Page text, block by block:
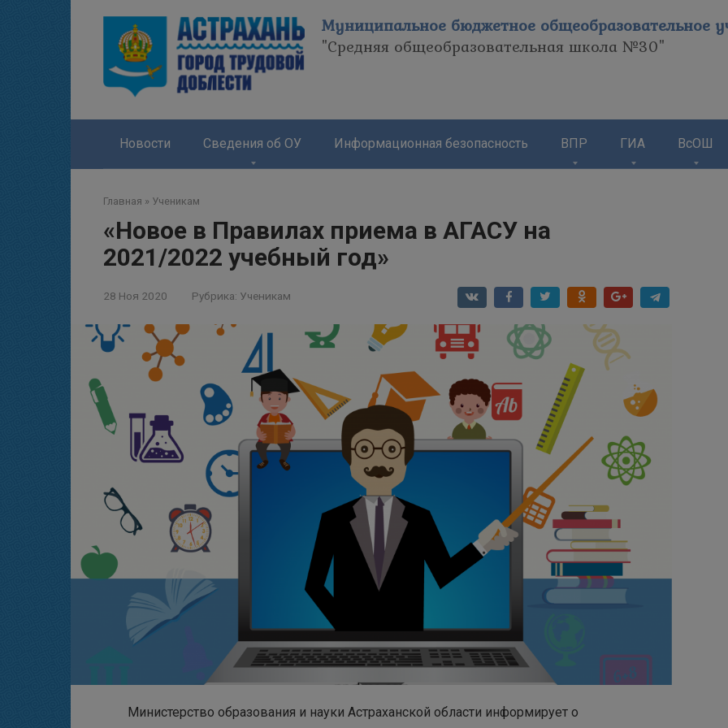
Муниципальное бюджетное общеобразовательное
"Средняя общеобразовательная школа №30"
Новости Сведения об ОУ Информационная безопасность ВПР ГИА ВсОШ
Главная » Ученикам
«Новое в Правилах приема в АГАСУ на
2021/2022 учебный год»
28 Ноя 2020 Рубрика: Ученикам
Министерство образования и науки Астраханской области информирует о